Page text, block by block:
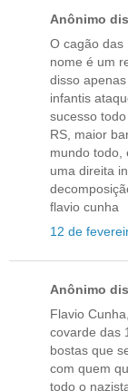
Anônimo
O cagão das
nome é um
disso
infantis
sucesso
RS, maior
mundo todo,
uma direita
flavio cunha
12 de
Anônimo
Flavio
covarde das
bostas que
com quem
todo o